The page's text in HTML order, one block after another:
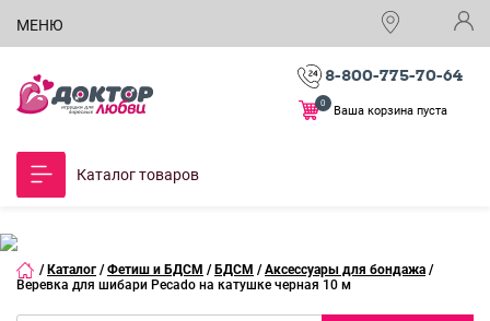
МЕНЮ
8-800-775-70-64
Ваша корзина пуста
0
Каталог товаров
/ Каталог / Фетиш и БДСМ / БДСМ / Аксессуары для бондажа /
Веревка для шибари Pecado на катушке черная 10 м